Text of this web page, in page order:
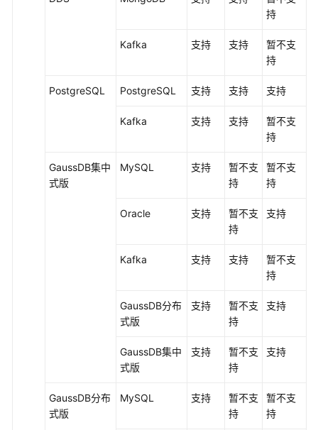
持
Kafka 支持 支持
暂不支
持
PostgreSQL PostgreSQL 支持 支持 支持
Kafka 支持 支持
暂不支
持
GaussDB集中
式版
MySQL 支持
暂不支
持
暂不支
持
Oracle 支持
暂不支
持
支持
Kafka 支持 支持
暂不支
持
GaussDB分布
式版
支持
暂不支
持
支持
GaussDB集中
式版
支持
暂不支
持
支持
GaussDB分布
式版
MySQL 支持
暂不支
持
暂不支
持